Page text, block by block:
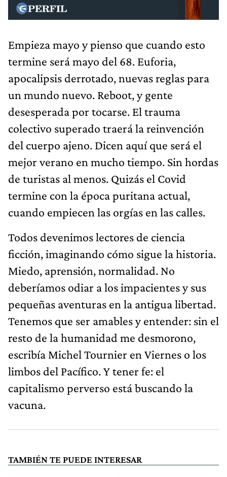
Empieza mayo y pienso que cuando esto
termine será mayo del 68. Euforia,
apocalipsis derrotado, nuevas reglas para
un mundo nuevo. Reboot, y gente
desesperada por tocarse. El trauma
colectivo superado traerá la reinvención
del cuerpo ajeno. Dicen aquí que será el
mejor verano en mucho tiempo. Sin hordas
de turistas al menos. Quizás el Covid
termine con la época puritana actual,
cuando empiecen las orgías en las calles.
Todos devenimos lectores de ciencia
ficción, imaginando cómo sigue la historia.
Miedo, aprensión, normalidad. No
deberíamos odiar a los impacientes y sus
pequeñas aventuras en la antigua libertad.
Tenemos que ser amables y entender: sin el
resto de la humanidad me desmorono,
escribía Michel Tournier en Viernes o los
limbos del Pacífico. Y tener fe: el
capitalismo perverso está buscando la
vacuna.
TAMBIÉN TE PUEDE INTERESAR